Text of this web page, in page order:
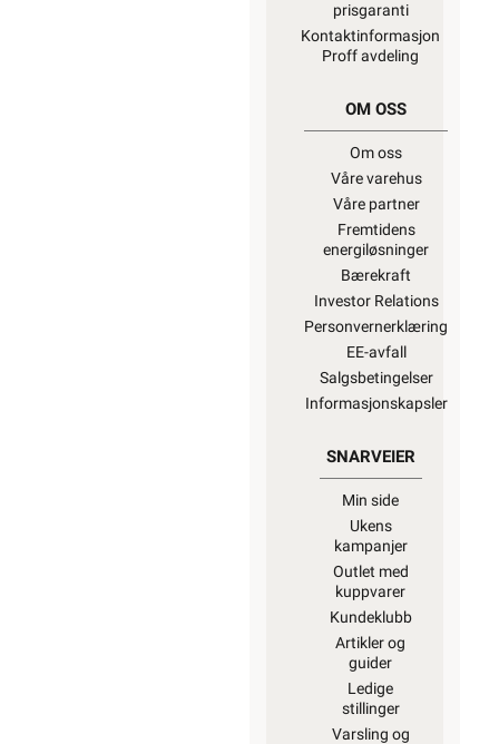
prisgaranti
Kontaktinformasjon
Proff avdeling
OM OSS
Om oss
Våre varehus
Våre partner
Fremtidens
energiløsninger
Bærekraft
Investor Relations
Personvernerklæring
EE-avfall
Salgsbetingelser
Informasjonskapsler
SNARVEIER
Min side
Ukens
kampanjer
Outlet med
kuppvarer
Kundeklubb
Artikler og
guider
Ledige
stillinger
Varsling og